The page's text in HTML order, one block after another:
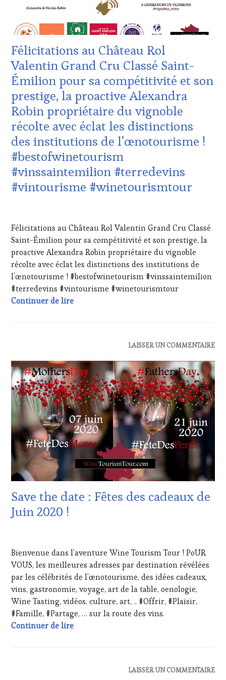
VIGNOBLES,
TASTING
WINE
TOURISM
FAME,
WINE
TOUR,
WINE
TOURISM
TOUR
MOVIE ,
WINETASTINGVOUCHER.COM
VOUCHER,
DE-
DOMAINE
VITICOLE,
ADHÉRENT,
VIN
TOURISME
EDITION
LES
CLÉS
DU
VIN
ET
DE
LA
HAUTE
GASTRONOMIE
&
DÉGUSTATIONS,
WINE
TASTING,
MÉDIAS,
PRESSE
RADIO,
TV,
PRODUCTEURS
TERROIR,
RESTAURATEUR,
CHEF,
CUISINIER,
ŒNOLOGUE,
SOMMELIER,
SALONS
INTERNATIONAUX,
VIGNOBLES,
WINE
TASTING
WINE
TOURISM
FAME,
WINETASTINGVOUCHER.COM
Félicitations au Château Rol
Valentin Grand Cru Classé Saint-
Émilion pour sa compétitivité et son
prestige, la proactive Alexandra
Robin propriétaire du vignoble
récolte avec éclat les distinctions
des institutions de l’œnotourisme !
#bestofwinetourism
#vinssaintemilion #terredevins
#vintourisme #winetourismtour
2024
Félicitations au Château Rol Valentin Grand Cru Classé
Saint-Émilion pour sa compétitivité et son prestige, la
proactive Alexandra Robin propriétaire du vignoble
récolte avec éclat les distinctions des institutions de
l’œnotourisme ! #bestofwinetourism #vinssaintemilion
#terredevins #vintourisme #winetourismtour
Continuer de lireFélicitations au Château Rol Valentin
:
WINE
TASTING
VOUCHER,
CORSICA ,
CULTURAL
GUEST,
EDITION
LES
CLÉS
VIN
DE
LA
HAUTE
FAMOUS
HOST,
GUEST,
MÉDIAS,
PRESSE
ÉCRITE,
RADIO,
TV,
WEB,
LAISSER UN COMMENTAIRE
Save the date : Fêtes des cadeaux de
Juin 2020 !
2020
Bienvenue dans l’aventure Wine Tourism Tour ! PoUR
VOUS, les meilleures adresses par destination révélées
par les célébrités de l’œnotourisme, des idées cadeaux,
vins, gastronomie, voyage, art de la table, oenologie,
Wine Tasting, vidéos, culture, art, .. #Offrir, #Plaisir,
#Famille, #Partage, … sur la route des vins.
Continuer de lireSave the date : Fêtes des cadeaux de Juin
LAISSER UN COMMENTAIRE